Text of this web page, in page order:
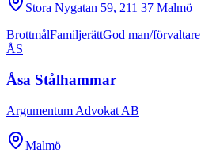
Stora Nygatan 59, 211 37 Malmö
BrottmålFamiljerättGod man/förvaltare
ÅS
Åsa Stålhammar
Argumentum Advokat AB
Malmö